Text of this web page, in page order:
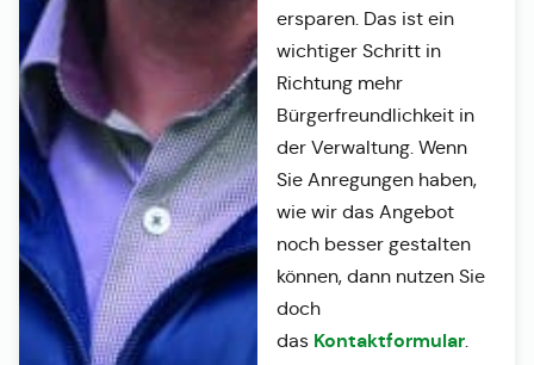
ersparen. Das ist ein
wichtiger Schritt in
Richtung mehr
Bürgerfreundlichkeit in
der Verwaltung. Wenn
Sie Anregungen haben,
wie wir das Angebot
noch besser gestalten
können, dann nutzen Sie
doch
das Kontaktformular.